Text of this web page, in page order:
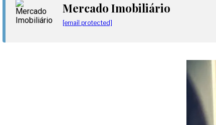
Mercado Imobiliário
[email protected]